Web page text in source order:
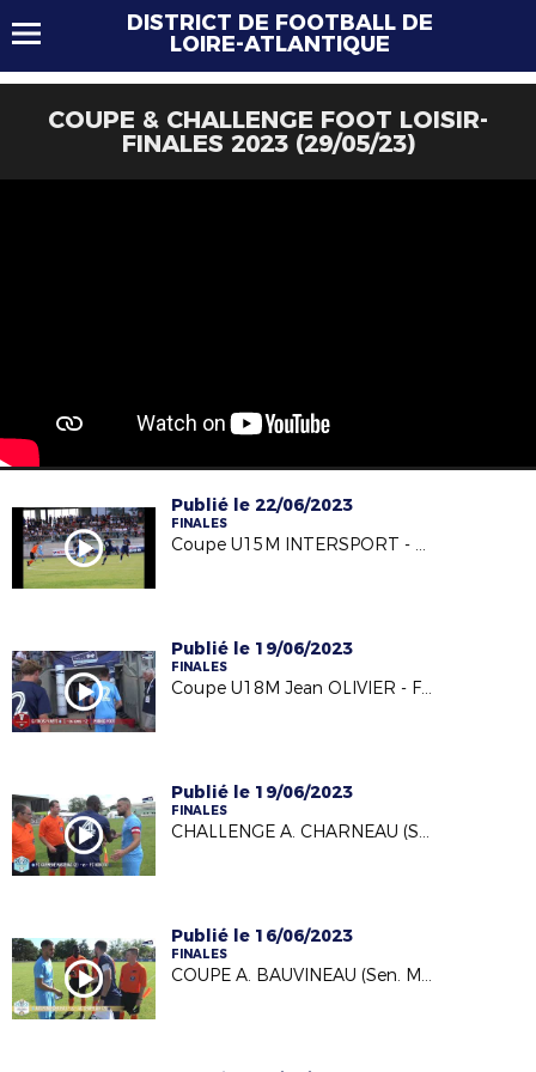
DISTRICT DE FOOTBALL DE
LOIRE-ATLANTIQUE
COUPE & CHALLENGE FOOT LOISIR-
FINALES 2023 (29/05/23)
Publié le 22/06/2023
FINALES
Coupe U15M INTERSPORT - FINALES 2023 (11/06/23)
Publié le 19/06/2023
FINALES
Coupe U18M Jean OLIVIER - FINALES 2023 (11/06/23)
Publié le 19/06/2023
FINALES
CHALLENGE A. CHARNEAU (Sen. Masc.)- FINALES 2023 (11/06/23)
Publié le 16/06/2023
FINALES
COUPE A. BAUVINEAU (Sen. Masc.)- FINALES 2023 (11/06/23)